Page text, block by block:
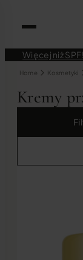
Więcej niż
Home Kosmetyki
Kremy